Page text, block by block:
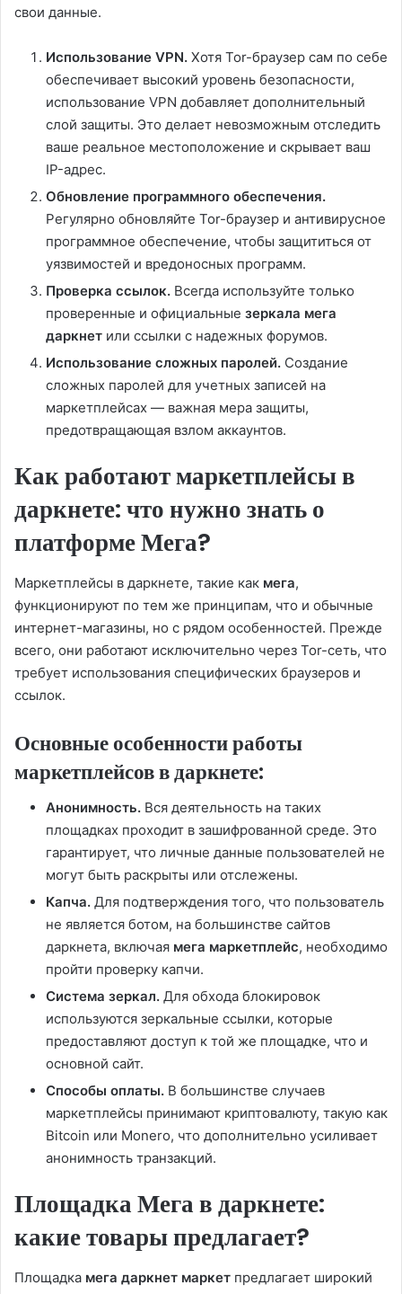
свои данные.
Использование VPN. Хотя Tor-браузер сам по себе
обеспечивает высокий уровень безопасности,
использование VPN добавляет дополнительный
слой защиты. Это делает невозможным отследить
ваше реальное местоположение и скрывает ваш
IP-адрес.
Обновление программного обеспечения.
Регулярно обновляйте Tor-браузер и антивирусное
программное обеспечение, чтобы защититься от
уязвимостей и вредоносных программ.
Проверка ссылок. Всегда используйте только
проверенные и официальные зеркала мега
даркнет или ссылки с надежных форумов.
Использование сложных паролей. Создание
сложных паролей для учетных записей на
маркетплейсах — важная мера защиты,
предотвращающая взлом аккаунтов.
Как работают маркетплейсы в
даркнете: что нужно знать о
платформе Мега?
Маркетплейсы в даркнете, такие как мега,
функционируют по тем же принципам, что и обычные
интернет-магазины, но с рядом особенностей. Прежде
всего, они работают исключительно через Tor-сеть, что
требует использования специфических браузеров и
ссылок.
Основные особенности работы
маркетплейсов в даркнете:
Анонимность. Вся деятельность на таких
площадках проходит в зашифрованной среде. Это
гарантирует, что личные данные пользователей не
могут быть раскрыты или отслежены.
Капча. Для подтверждения того, что пользователь
не является ботом, на большинстве сайтов
даркнета, включая мега маркетплейс, необходимо
пройти проверку капчи.
Система зеркал. Для обхода блокировок
используются зеркальные ссылки, которые
предоставляют доступ к той же площадке, что и
основной сайт.
Способы оплаты. В большинстве случаев
маркетплейсы принимают криптовалюту, такую как
Bitcoin или Monero, что дополнительно усиливает
анонимность транзакций.
Площадка Мега в даркнете:
какие товары предлагает?
Площадка мега даркнет маркет предлагает широкий